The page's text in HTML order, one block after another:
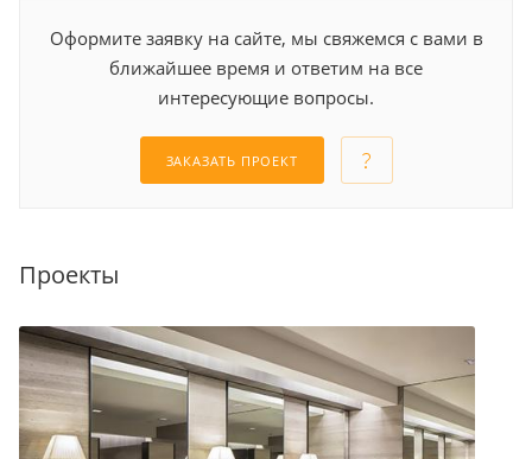
Оформите заявку на сайте, мы свяжемся с вами в
ближайшее время и ответим на все
интересующие вопросы.
ЗАКАЗАТЬ ПРОЕКТ
Проекты